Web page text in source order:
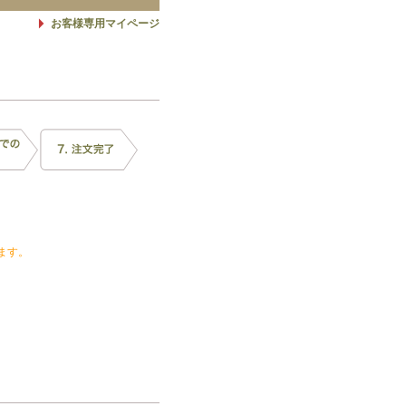
お客様専用マイページ
。